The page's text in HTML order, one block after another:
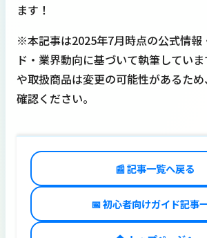
ます！
※本記事は2025年7月時点の公式情報
ド・業界動向に基づいて執筆してい
や取扱商品は変更の可能性があるた
確認ください。
📰 記事一覧へ戻る
📅 初心者向けガイド記事